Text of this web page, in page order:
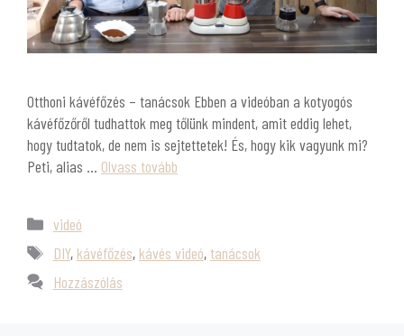
Otthoni kávéfőzés – tanácsok Ebben a videóban a kotyogós
kávéfőzőről tudhattok meg tőlünk mindent, amit eddig lehet,
hogy tudtatok, de nem is sejtettetek! És, hogy kik vagyunk mi?
Peti, alias … Olvass tovább
videó
DIY,kávéfőzés,kávés videó,tanácsok
Hozzászólás